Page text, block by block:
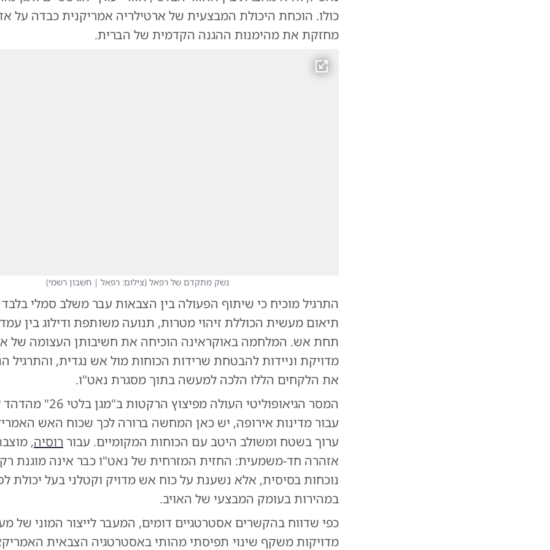
כולו. הוכחת היכולת המבצעית של ארטילריה אמריקנית כבדה על
מחזקת את מהימנות ההגנה הקדמית של הברית.
נשק מתקדם של רפאל (צילום: רפאל | חשבון רשמי)
התרגיל מוכיח כי שיתוף הפעולה בין הצבאות עבר משלב סמלי בלבד
תיאום מעשית הכוללת זיהוי מטרות, תנועה משותפת ודילוג בין
תחת אש. המלחמה באוקראינה הוכיחה את חשיבותן העצומה של
מדויקת וניידות להבטחת שרידות הכוחות מול אש נגדית, והתרגיל
את הלקחים הללו הלכה למעשה בתוך מסגרת נאט"ו.
המסר הגיאופוליטי העולה
עבור מדינות אירופה, יש כאן המחשה ברורה לכך שכוח האש
ערוך בשטח ומשולב היטב עם הכוחות המקומיים. עבור רוסיה,
אזהרה חד-משמעית: החזית המזרחית של נאט"ו כבר אינה מוגנת רק
נוכחות בסיסית, אלא נשענת על כוח אש מדויק וקטלני בעל יכולת
במהירות בעומק המבצעי של האויב.
כפי שדווח בהקשרים אסטרטגיים דומים, המעבר לייצור המוני של
מדויקות משקף שינוי תפיסתי מהותי באסטרטגיה הצבאית